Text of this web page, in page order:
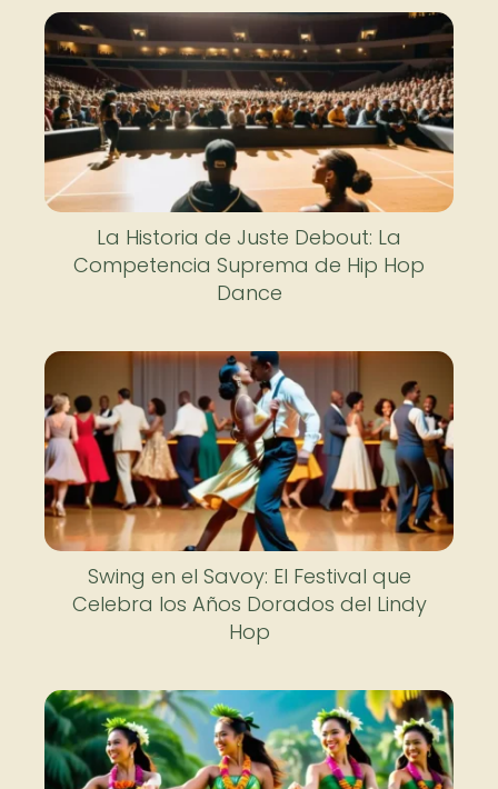
La Historia de Juste Debout: La
Competencia Suprema de Hip Hop
Dance
Swing en el Savoy: El Festival que
Celebra los Años Dorados del Lindy
Hop